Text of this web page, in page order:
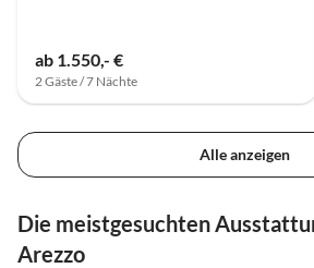
ab 1.550,- €
2 Gäste / 7 Nächte
Alle anzeigen
Die meistgesuchten
Arezzo